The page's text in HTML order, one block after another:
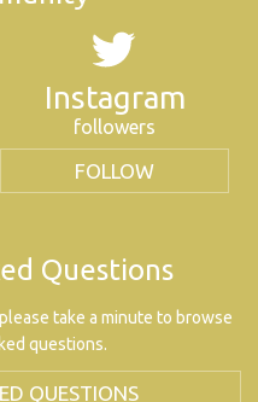
Instagram
followers
FOLLOW
Questions
take a minute to browse
questions.
QUESTIONS